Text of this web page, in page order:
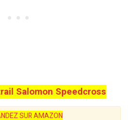
Salomon Speedcross
SUR AMAZON